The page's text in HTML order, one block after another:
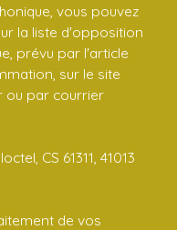
vous pouvez
la liste d'opposition
prévu par l'article
sur le site
ou par courrier
CS 61311, 41013
de vos